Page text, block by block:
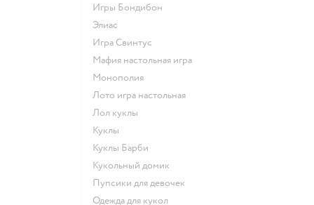
Игры Бондибон
Элиас
Игра Свинтус
Мафия настольная игра
Монополия
Лото игра настольная
Лол куклы
Куклы
Куклы Барби
Кукольный домик
Пупсики для девочек
Одежда для кукол